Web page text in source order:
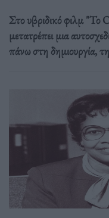
Στο υβριδικό φιλμ "Το
μετατρέπει μια
πάνω στη δημιουργία,